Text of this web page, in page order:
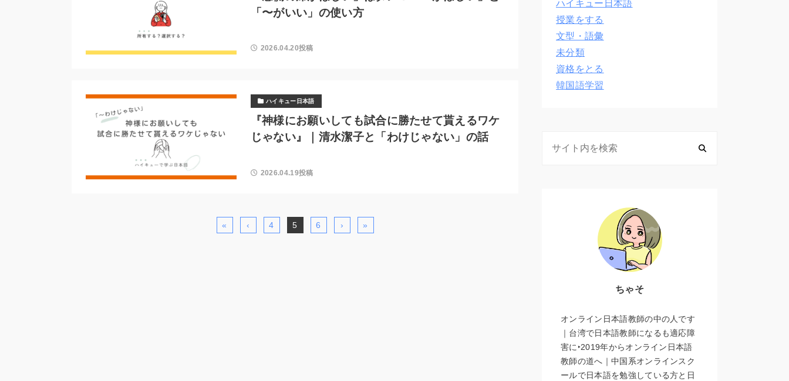
「〜がいい」の使い方
2026.04.20投稿
ハイキュー日本語
『神様にお願いしても試合に勝たせて貰えるワケ
じゃない』｜清水潔子と「わけじゃない」の話
2026.04.19投稿
« ‹ 4 5 6 › »
ハイキュー日本語
授業をする
文型・語彙
未分類
資格をとる
韓国語学習
ちゃそ
オンライン日本語教師の中の人です
｜台湾で日本語教師になるも適応障
害に‣2019年からオンライン日本語
教師の道へ｜中国系オンラインスク
ールで日本語を勉強している方と日